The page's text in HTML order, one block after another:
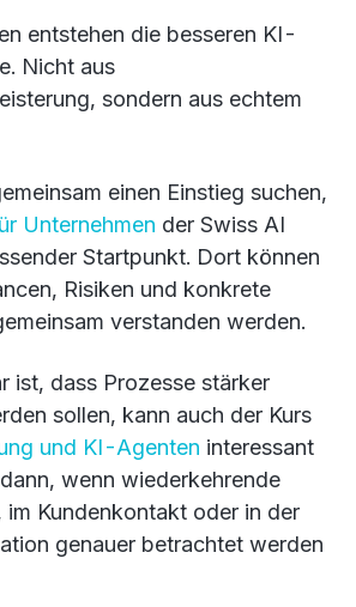
entstehen die besseren KI-
Nicht aus
sondern aus echtem
einen Einstieg suchen,
Unternehmen der Swiss AI
Startpunkt. Dort können
Risiken und konkrete
verstanden werden.
ist, dass Prozesse stärker
sollen, kann auch der Kurs
und KI-Agenten interessant
wenn wiederkehrende
im Kundenkontakt oder in der
genauer betrachtet werden